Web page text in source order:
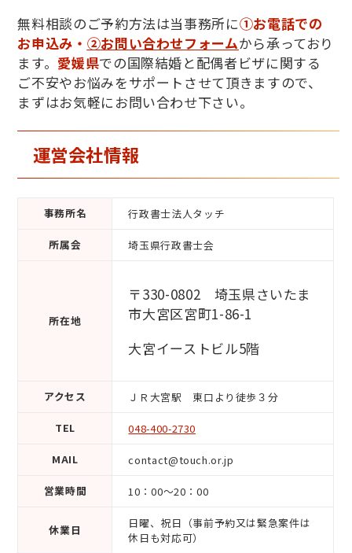
無料相談のご予約方法は当事務所に①お電話での
お申込み・ ②お問い合わせフォームから承っており
ます。 愛媛県での国際結婚と配偶者ビザに関する
ご不安やお悩みをサポートさせて頂きますので、
まずはお気軽にお問い合わせ下さい。
運営会社情報
事務所名 行政書士法人タッチ
所属会 埼玉県行政書士会
所在地
〒330-0802　埼玉県さいたま
市大宮区宮町1-86-1
大宮イーストビル5階
アクセス ＪＲ大宮駅　東口より徒歩３分
TEL 048-400-2730
MAIL contact@touch.or.jp
営業時間 10：00～20：00
休業日
日曜、祝日（事前予約又は緊急案件は
休日も対応可）